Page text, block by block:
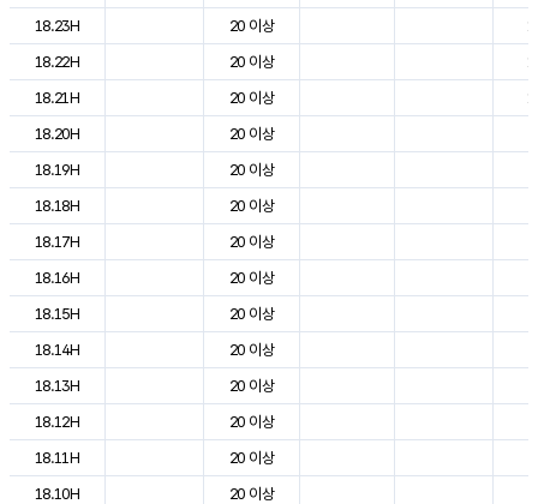
18.23H
20 이상
18.22H
20 이상
18.21H
20 이상
18.20H
20 이상
18.19H
20 이상
18.18H
20 이상
18.17H
20 이상
18.16H
20 이상
18.15H
20 이상
18.14H
20 이상
18.13H
20 이상
18.12H
20 이상
18.11H
20 이상
18.10H
20 이상